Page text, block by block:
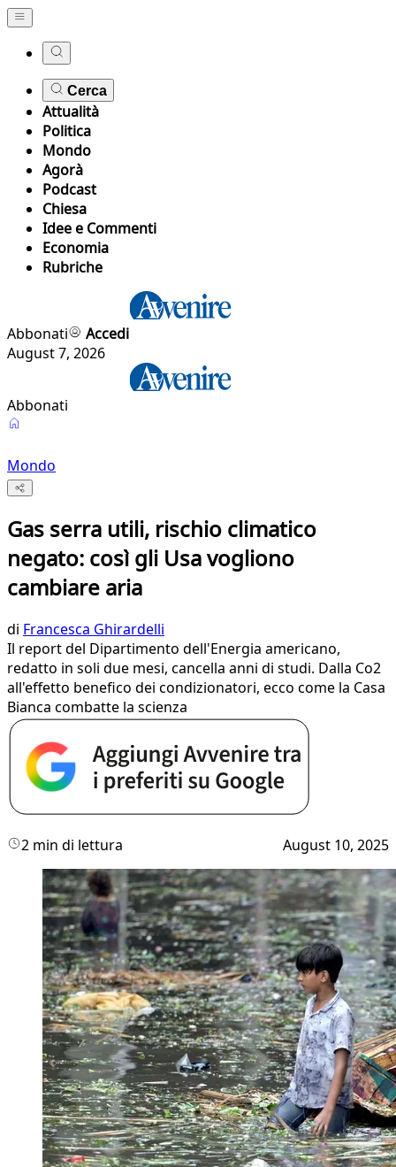
Cerca
Attualità
Politica
Mondo
Agorà
Podcast
Chiesa
Idee e Commenti
Economia
Rubriche
Abbonati
Accedi
August 7, 2026
Abbonati
Mondo
Gas serra utili, rischio climatico
negato: così gli Usa vogliono
cambiare aria
di Francesca Ghirardelli
Il report del Dipartimento dell'Energia americano,
redatto in soli due mesi, cancella anni di studi. Dalla Co2
all'effetto benefico dei condizionatori, ecco come la Casa
Bianca combatte la scienza
2 min di lettura August 10, 2025